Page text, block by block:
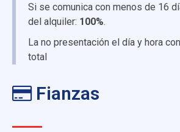
Si se comunica con menos de 16
del alquiler: 100%.
La no presentación el día y hora
total
Fianzas